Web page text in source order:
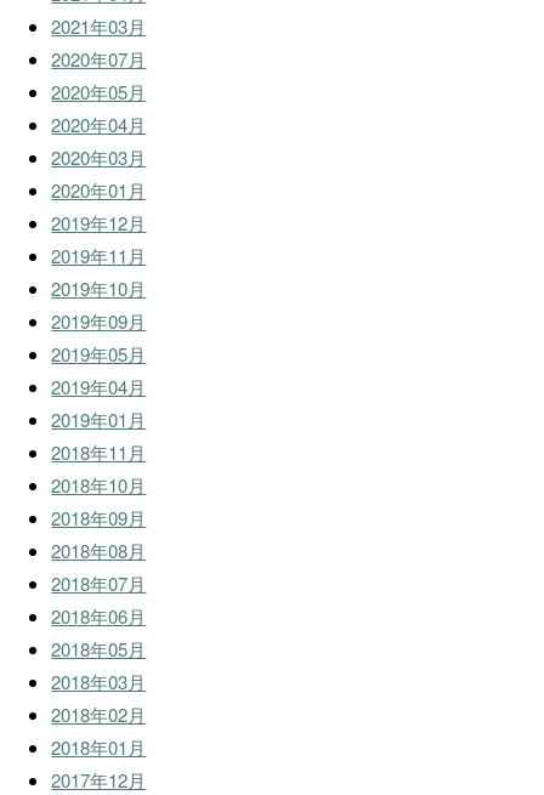
2021年03月
2020年07月
2020年05月
2020年04月
2020年03月
2020年01月
2019年12月
2019年11月
2019年10月
2019年09月
2019年05月
2019年04月
2019年01月
2018年11月
2018年10月
2018年09月
2018年08月
2018年07月
2018年06月
2018年05月
2018年03月
2018年02月
2018年01月
2017年12月